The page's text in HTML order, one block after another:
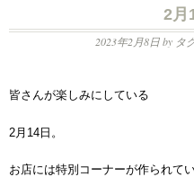
2月
2023年2月8日by タ
皆さんが楽しみにしている
2月14日。
お店には特別コーナーが作られてい